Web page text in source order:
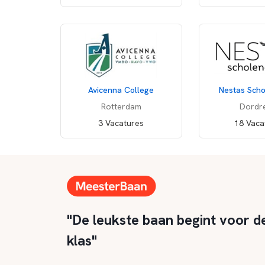
Avicenna College
Rotterdam
3 Vacatures
Nestas
18
"De leukste baan begint voor
klas"